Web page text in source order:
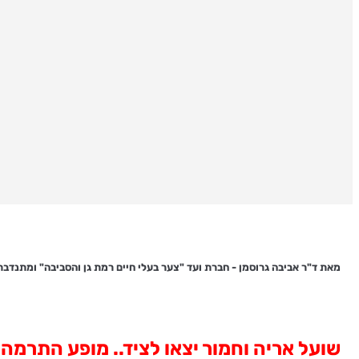
מאת ד"ר אביבה גרוסמן - חברת ועד "צער בעלי חיים רמת גן והסביבה"